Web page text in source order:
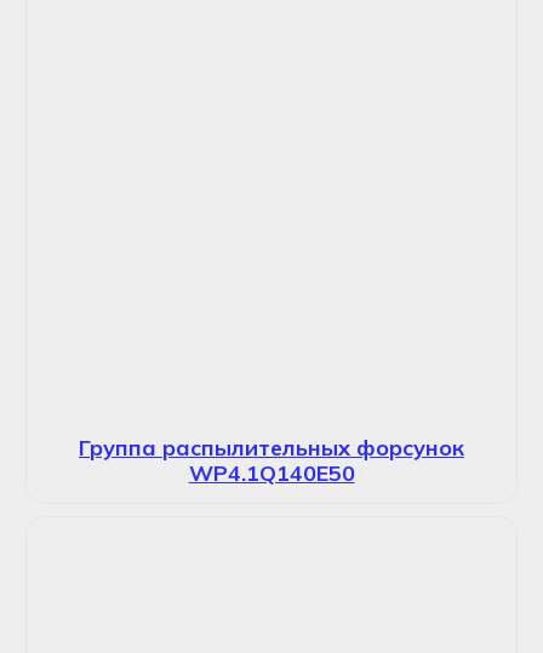
Группа распылительных форсунок
WP4.1Q140E50